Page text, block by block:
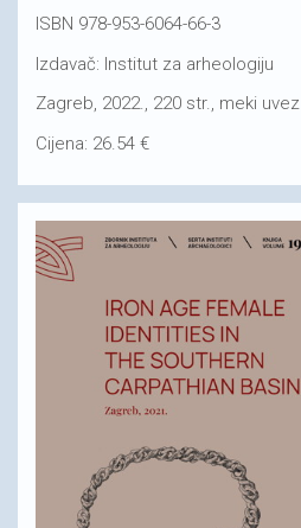
ISBN 978-953-6064-66-3
Izdavač: Institut za arheologiju
Zagreb, 2022., 220 str., meki uvez
Cijena: 26.54 €